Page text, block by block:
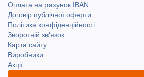
Оплата на рахунок IBAN
Договір публічної оферти
Політика конфіденційності
Зворотній зв'язок
Карта сайту
Виробники
Акції